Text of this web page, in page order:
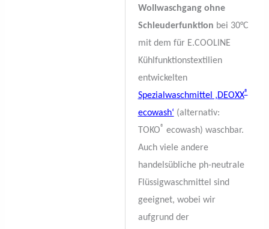
Wollwaschgang ohne
Schleuderfunktion bei 30°C
mit dem für E.COOLINE
Kühlfunktionstextilien
entwickelten
Spezialwaschmittel ‚DEOXX®
ecowash‘ (alternativ:
TOKO® ecowash) waschbar.
Auch viele andere
handelsübliche ph-neutrale
Flüssigwaschmittel sind
geeignet, wobei wir
aufgrund der